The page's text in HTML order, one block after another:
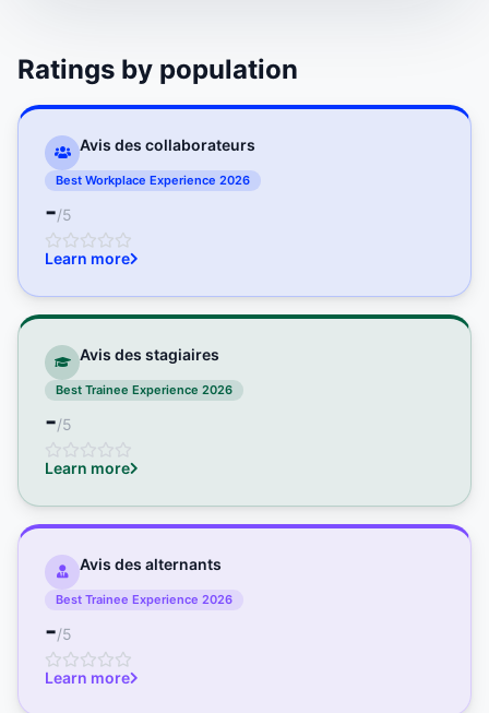
Ratings by population
Avis des collaborateurs
Best Workplace Experience 2026
-/5
Learn more
Avis des stagiaires
Best Trainee Experience 2026
-/5
Learn more
Avis des alternants
Best Trainee Experience 2026
-/5
Learn more